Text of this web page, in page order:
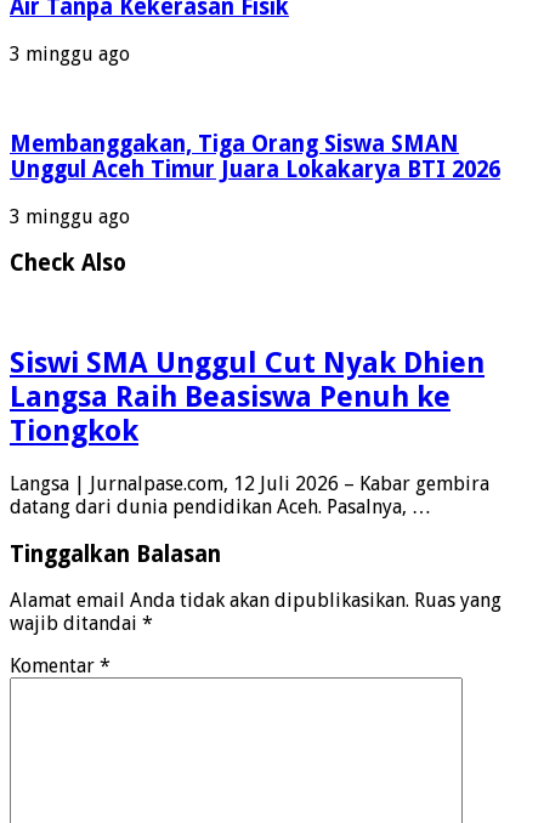
Air Tanpa Kekerasan Fisik
3 minggu ago
Membanggakan, Tiga Orang Siswa SMAN
Unggul Aceh Timur Juara Lokakarya BTI 2026
3 minggu ago
Check Also
Siswi SMA Unggul Cut Nyak Dhien
Langsa Raih Beasiswa Penuh ke
Tiongkok
Langsa | Jurnalpase.com, 12 Juli 2026 – Kabar gembira
datang dari dunia pendidikan Aceh. Pasalnya, …
Tinggalkan Balasan
Alamat email Anda tidak akan dipublikasikan. Ruas yang
wajib ditandai *
Komentar *